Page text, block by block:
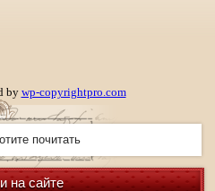
на сайте
by wp-copyrightpro.com